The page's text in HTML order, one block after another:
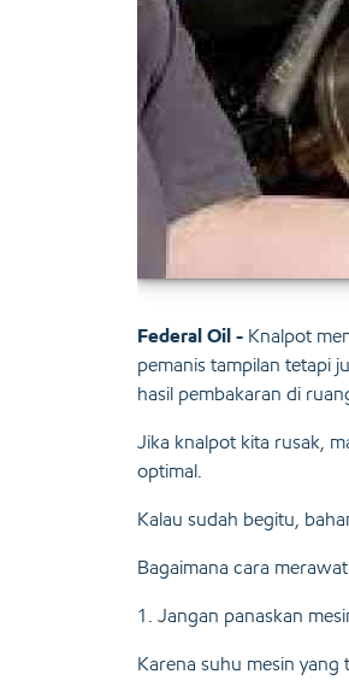
Federal Oil - Knalpot
pemanis tampilan tetapi
hasil pembakaran di
Jika knalpot kita rusak,
optimal.
Kalau sudah begitu,
Bagaimana cara
1. Jangan panaskan
Karena suhu mesin